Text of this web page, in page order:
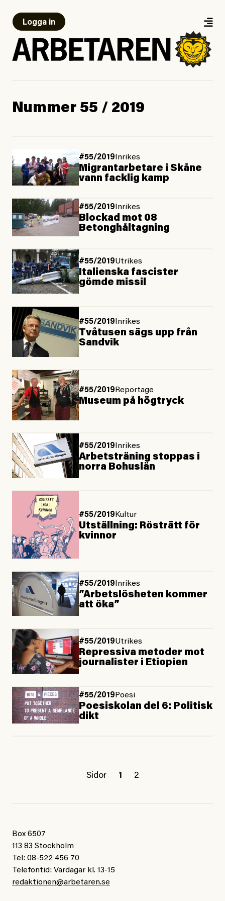
Logga in
Nummer 55 / 2019
#55/2019 Inrikes
Migrantarbetare i Skåne
vann facklig kamp
#55/2019 Inrikes
Blockad mot 08
Betonghåltagning
#55/2019Utrikes
Italienska fascister
gömde missil
#55/2019Inrikes
Tvåtusen sägs upp från
Sandvik
#55/2019Reportage
Museum på högtryck
#55/2019 Inrikes
Arbetsträning stoppas i
norra Bohuslän
#55/2019 Kultur
Utställning: Rösträtt för
kvinnor
#55/2019 Inrikes
”Arbetslösheten kommer
att öka”
#55/2019Utrikes
Repressiva metoder mot
journalister i Etiopien
#55/2019 Poesi
Poesiskolan del 6: Politisk
dikt
Sidor 1 2
Box 6507
113 83 Stockholm
Tel: 08-522 456 70
Telefontid: Vardagar kl. 13-15
redaktionen@arbetaren.se